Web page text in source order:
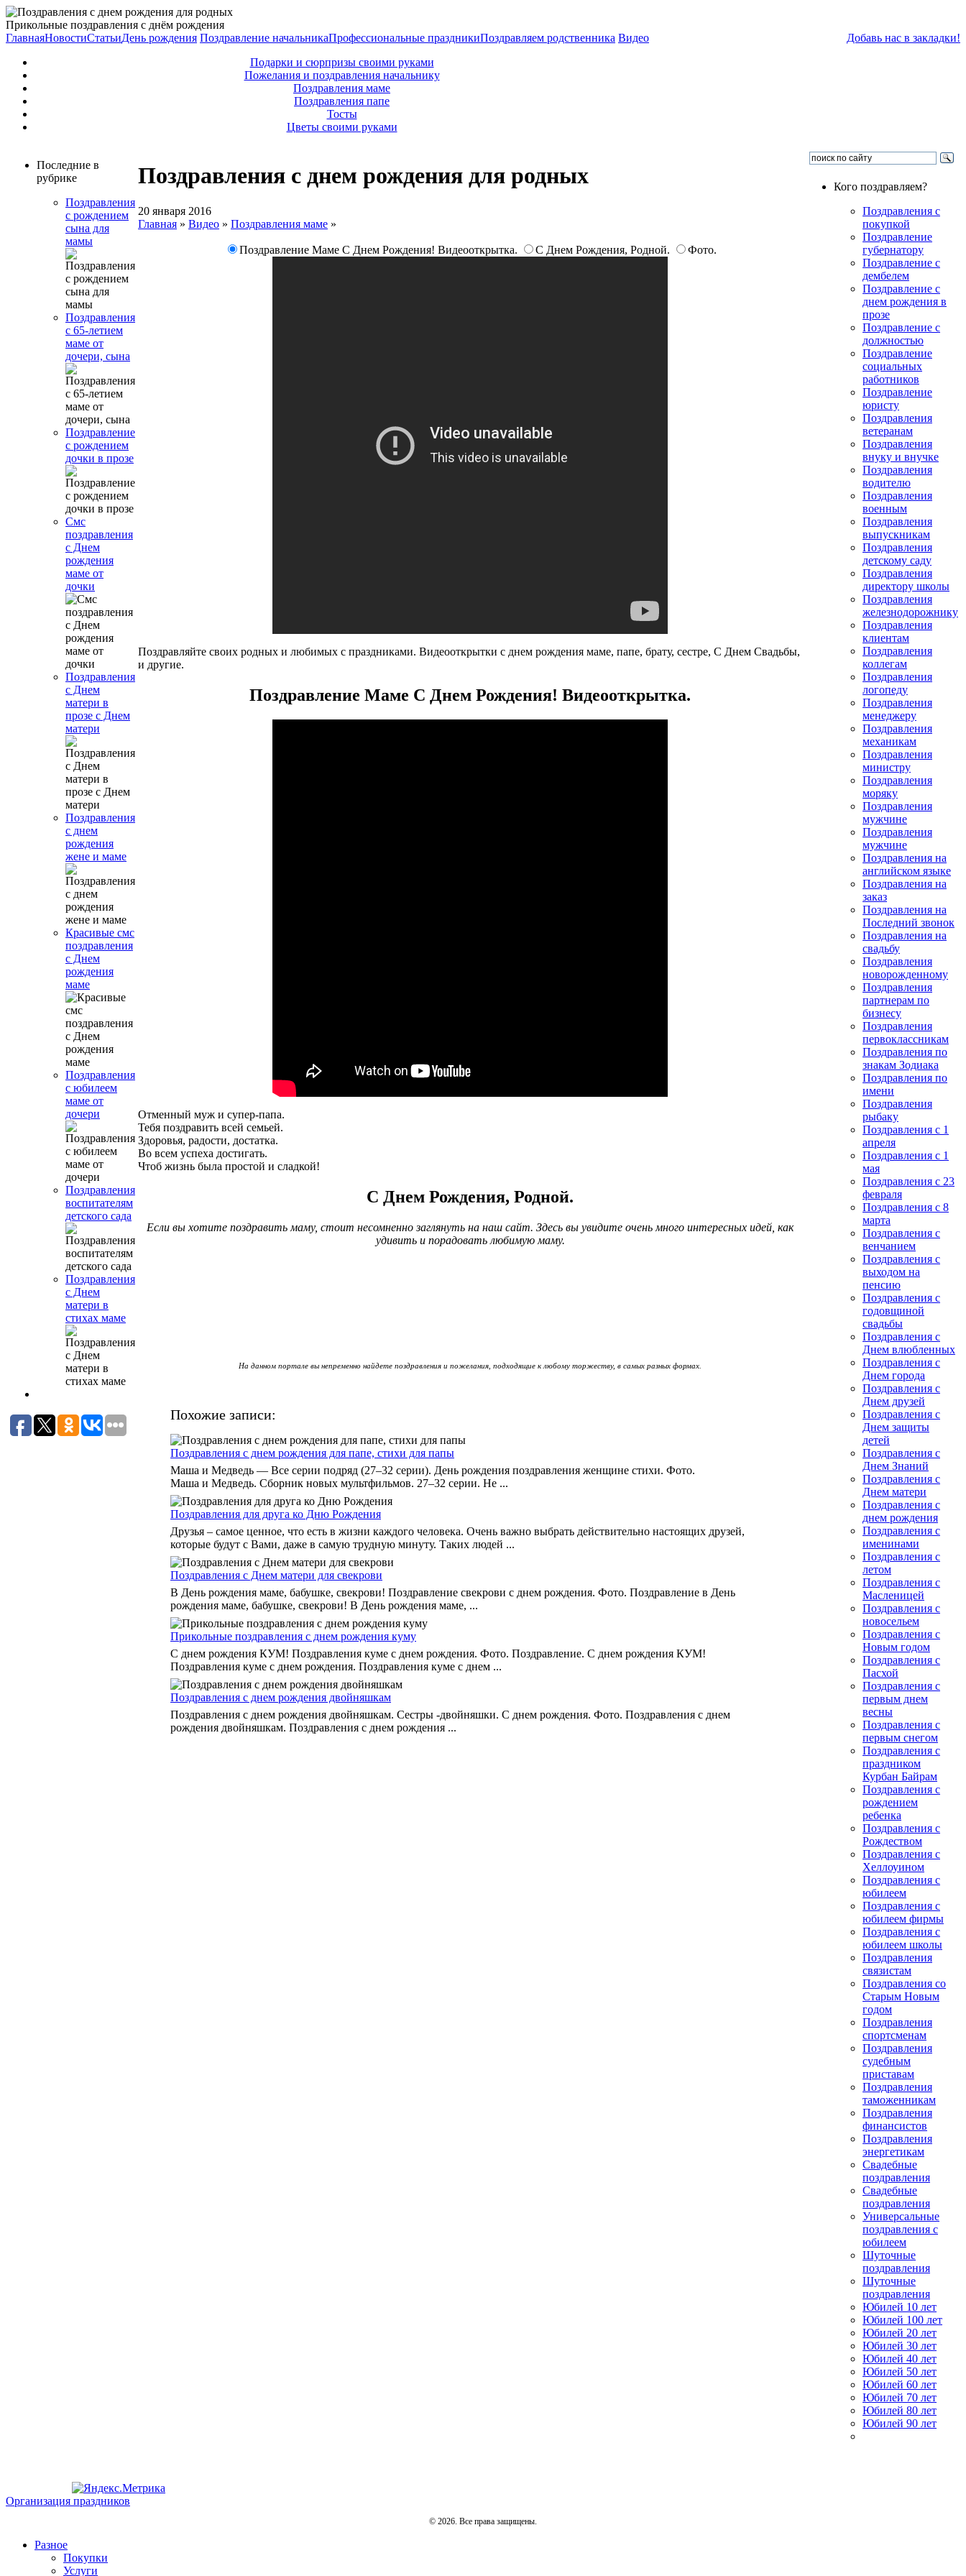
Прикольные поздравления с днём рождения
ГлавнаяНовостиСтатьиДень рождения Поздравление начальникаПрофессиональные праздникиПоздравляем родственника Видео
Подарки и сюрпризы своими руками
Пожелания и поздравления начальнику
Поздравления маме
Поздравления папе
Тосты
Цветы своими руками
Добавь нас в закладки!
Последние в
рубрике
Поздравления
с рождением
сына для
мамы
Поздравления
с 65-летием
маме от
дочери, сына
Поздравление
с рождением
дочки в прозе
Смс
поздравления
с Днем
рождения
маме от
дочки
Поздравления
с Днем
матери в
прозе с Днем
матери
Поздравления
с днем
рождения
жене и маме
Красивые смс
поздравления
с Днем
рождения
маме
Поздравления
с юбилеем
маме от
дочери
Поздравления
воспитателям
детского сада
Поздравления
с Днем
матери в
стихах маме
Поздравления с днем рождения для родных
20 января 2016
Главная » Видео » Поздравления маме »
Поздравление Маме С Днем Рождения! Видеооткрытка. С Днем Рождения, Родной. Фото.
Поздравляйте своих родных и любимых с праздниками. Видеооткрытки с днем рождения маме, папе, брату, сестре, С Днем Свадьбы,
и другие.
Поздравление Маме С Днем Рождения! Видеооткрытка.
Отменный муж и супер-папа.
Тебя поздравить всей семьей.
Здоровья, радости, достатка.
Во всем успеха достигать.
Чтоб жизнь была простой и сладкой!
С Днем Рождения, Родной.
Если вы хотите поздравить маму, стоит несомненно заглянуть на наш сайт. Здесь вы увидите очень много интересных идей, как
удивить и порадовать любимую маму.
На данном портале вы непременно найдете поздравления и пожелания, подходящие к любому торжеству, в самых разных формах.
Похожие записи:
Поздравления c днем рождения для папе, стихи для папы
Маша и Медведь — Все серии подряд (27–32 серии). День рождения поздравления женщине стихи. Фото.
Маша и Медведь. Сборник новых мультфильмов. 27–32 серии. Не ...
Поздравления для друга ко Дню Рождения
Друзья – самое ценное, что есть в жизни каждого человека. Очень важно выбрать действительно настоящих друзей,
которые будут с Вами, даже в самую трудную минуту. Таких людей ...
Поздравления с Днем матери для свекрови
В День рождения маме, бабушке, свекрови! Поздравление свекрови с днем рождения. Фото. Поздравление в День
рождения маме, бабушке, свекрови! В День рождения маме, ...
Прикольные поздравления с днем рождения куму
С днем рождения КУМ! Поздравления куме с днем рождения. Фото. Поздравление. С днем рождения КУМ!
Поздравления куме с днем рождения. Поздравления куме с днем ...
Поздравления с днем рождения двойняшкам
Поздравления с днем рождения двойняшкам. Сестры -двойняшки. С днем рождения. Фото. Поздравления с днем
рождения двойняшкам. Поздравления с днем рождения ...
Кого поздравляем?
Поздравления с
покупкой
Поздравление
губернатору
Поздравление с
дембелем
Поздравление с
днем рождения в
прозе
Поздравление с
должностью
Поздравление
социальных
работников
Поздравление
юристу
Поздравления
ветеранам
Поздравления
внуку и внучке
Поздравления
водителю
Поздравления
военным
Поздравления
выпускникам
Поздравления
детскому саду
Поздравления
директору школы
Поздравления
железнодорожнику
Поздравления
клиентам
Поздравления
коллегам
Поздравления
логопеду
Поздравления
менеджеру
Поздравления
механикам
Поздравления
министру
Поздравления
моряку
Поздравления
мужчине
Поздравления
мужчине
Поздравления на
английском языке
Поздравления на
заказ
Поздравления на
Последний звонок
Поздравления на
свадьбу
Поздравления
новорожденному
Поздравления
партнерам по
бизнесу
Поздравления
первоклассникам
Поздравления по
знакам Зодиака
Поздравления по
имени
Поздравления
рыбаку
Поздравления с 1
апреля
Поздравления с 1
мая
Поздравления с 23
февраля
Поздравления с 8
марта
Поздравления с
венчанием
Поздравления с
выходом на
пенсию
Поздравления с
годовщиной
свадьбы
Поздравления с
Днем влюбленных
Поздравления с
Днем города
Поздравления с
Днем друзей
Поздравления с
Днем защиты
детей
Поздравления с
Днем Знаний
Поздравления с
Днем матери
Поздравления с
днем рождения
Поздравления с
именинами
Поздравления с
летом
Поздравления с
Масленицей
Поздравления с
новосельем
Поздравления с
Новым годом
Поздравления с
Пасхой
Поздравления с
первым днем
весны
Поздравления с
первым снегом
Поздравления с
праздником
Курбан Байрам
Поздравления с
рождением
ребенка
Поздравления с
Рождеством
Поздравления с
Хеллоуином
Поздравления с
юбилеем
Поздравления с
юбилеем фирмы
Поздравления с
юбилеем школы
Поздравления
связистам
Поздравления со
Старым Новым
годом
Поздравления
спортсменам
Поздравления
судебным
приставам
Поздравления
таможенникам
Поздравления
финансистов
Поздравления
энергетикам
Свадебные
поздравления
Свадебные
поздравления
Универсальные
поздравления с
юбилеем
Шуточные
поздравления
Шуточные
поздравления
Юбилей 10 лет
Юбилей 100 лет
Юбилей 20 лет
Юбилей 30 лет
Юбилей 40 лет
Юбилей 50 лет
Юбилей 60 лет
Юбилей 70 лет
Юбилей 80 лет
Юбилей 90 лет
Организация праздников
© 2026. Все права защищены.
Разное
Покупки
Услуги